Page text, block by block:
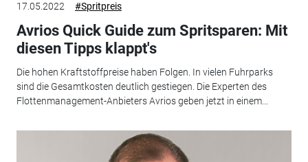
17.05.2022 #Spritpreis
Avrios Quick Guide zum Spritsparen: Mit
diesen Tipps klappt's
Die hohen Kraftstoffpreise haben Folgen. In vielen Fuhrparks
sind die Gesamtkosten deutlich gestiegen. Die Experten des
Flottenmanagement-Anbieters Avrios geben jetzt in einem...